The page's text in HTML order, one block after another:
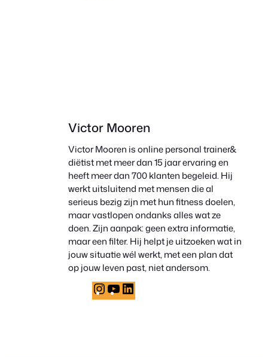
Victor Mooren
Victor Mooren is online personal trainer&
diëtist met meer dan 15 jaar ervaring en
heeft meer dan 700 klanten begeleid. Hij
werkt uitsluitend met mensen die al
serieus bezig zijn met hun fitness doelen,
maar vastlopen ondanks alles wat ze
doen. Zijn aanpak: geen extra informatie,
maar een filter. Hij helpt je uitzoeken wat in
jouw situatie wél werkt, met een plan dat
op jouw leven past, niet andersom.
Instagram
YouTube